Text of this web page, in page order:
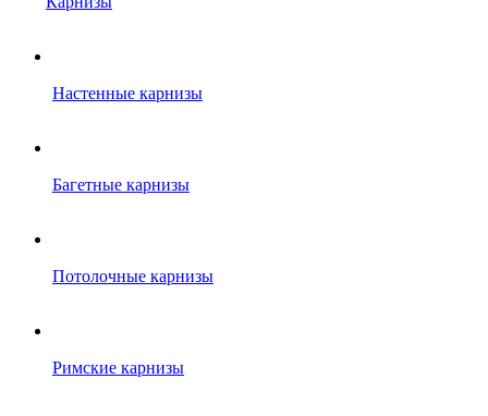
Настенные карнизы
Багетные карнизы
Потолочные карнизы
Римские карнизы